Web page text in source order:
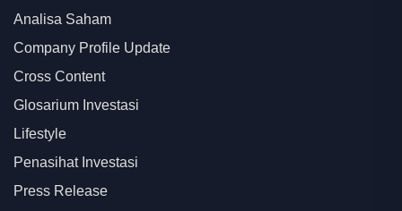
Analisa Saham
Company Profile Update
Cross Content
Glosarium Investasi
Lifestyle
Penasihat Investasi
Press Release